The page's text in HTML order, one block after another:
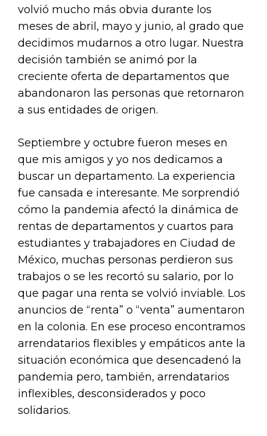
volvió mucho más obvia durante los
meses de abril, mayo y junio, al grado que
decidimos mudarnos a otro lugar. Nuestra
decisión también se animó por la
creciente oferta de departamentos que
abandonaron las personas que retornaron
a sus entidades de origen.
Septiembre y octubre fueron meses en
que mis amigos y yo nos dedicamos a
buscar un departamento. La experiencia
fue cansada e interesante. Me sorprendió
cómo la pandemia afectó la dinámica de
rentas de departamentos y cuartos para
estudiantes y trabajadores en Ciudad de
México, muchas personas perdieron sus
trabajos o se les recortó su salario, por lo
que pagar una renta se volvió inviable. Los
anuncios de “renta” o “venta” aumentaron
en la colonia. En ese proceso encontramos
arrendatarios flexibles y empáticos ante la
situación económica que desencadenó la
pandemia pero, también, arrendatarios
inflexibles, desconsiderados y poco
solidarios.